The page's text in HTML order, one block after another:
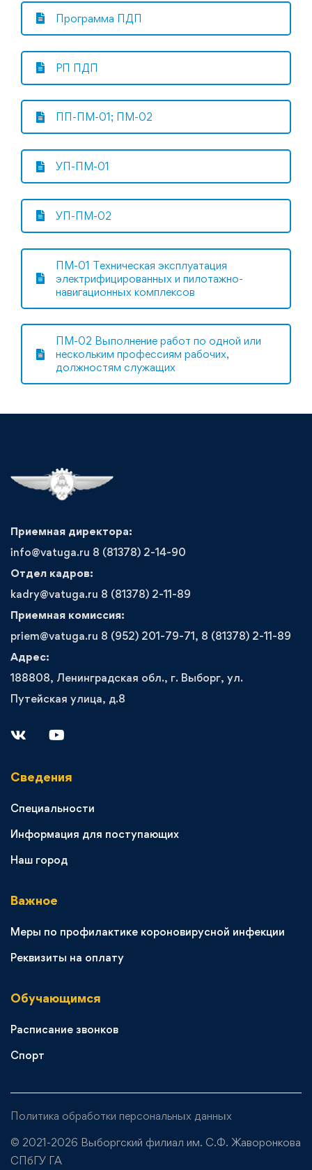
Программа ПДП
РП ПДП
ПП-ПМ-01; ПМ-02
УП-ПМ-01
УП-ПМ-02
ПМ-01 Техническая эксплуатация
электрифицированных и пилотажно-
навигационных комплексов
ПМ-02 Выполнение работ по одной или
нескольким профессиям рабочих,
должностям служащих
Приемная директора:
info@vatuga.ru 8 (81378) 2-14-90
Отдел кадров:
kadry@vatuga.ru 8 (81378) 2-11-89
Приемная комиссия:
priem@vatuga.ru 8 (952) 201-79-71, 8 (81378) 2-11-89
Адрес:
188808, Ленинградская обл., г. Выборг, ул.
Путейская улица, д.8
Сведения
Специальности
Информация для поступающих
Наш город
Важное
Меры по профилактике короновирусной инфекции
Реквизиты на оплату
Обучающимся
Расписание звонков
Спорт
Политика обработки персональных данных
© 2021-2026 Выборгский филиал им. С.Ф. Жаворонкова
СПбГУ ГА